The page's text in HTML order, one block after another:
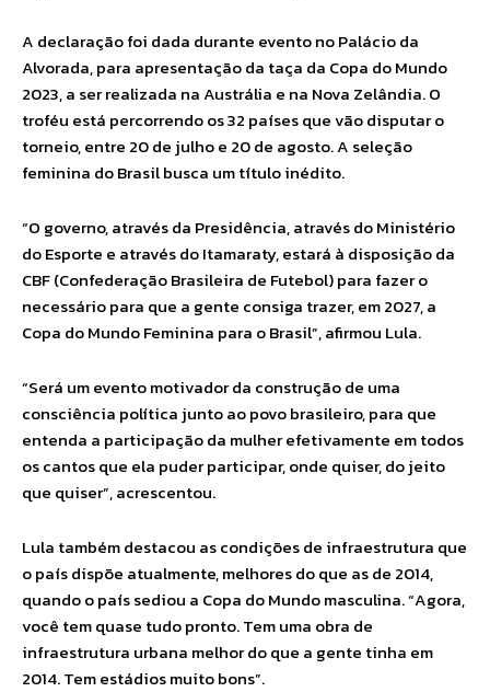
A declaração foi dada durante evento no Palácio da
Alvorada, para apresentação da taça da Copa do Mundo
2023, a ser realizada na Austrália e na Nova Zelândia. O
troféu está percorrendo os 32 países que vão disputar o
torneio, entre 20 de julho e 20 de agosto. A seleção
feminina do Brasil busca um título inédito.
“O governo, através da Presidência, através do Ministério
do Esporte e através do Itamaraty, estará à disposição da
CBF (Confederação Brasileira de Futebol) para fazer o
necessário para que a gente consiga trazer, em 2027, a
Copa do Mundo Feminina para o Brasil”, afirmou Lula.
“Será um evento motivador da construção de uma
consciência política junto ao povo brasileiro, para que
entenda a participação da mulher efetivamente em todos
os cantos que ela puder participar, onde quiser, do jeito
que quiser”, acrescentou.
Lula também destacou as condições de infraestrutura que
o país dispõe atualmente, melhores do que as de 2014,
quando o país sediou a Copa do Mundo masculina. “Agora,
você tem quase tudo pronto. Tem uma obra de
infraestrutura urbana melhor do que a gente tinha em
2014. Tem estádios muito bons”.